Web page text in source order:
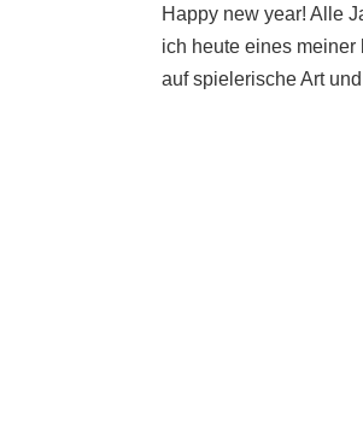
Happy new year! Alle
ich heute eines meiner
auf spielerische Art